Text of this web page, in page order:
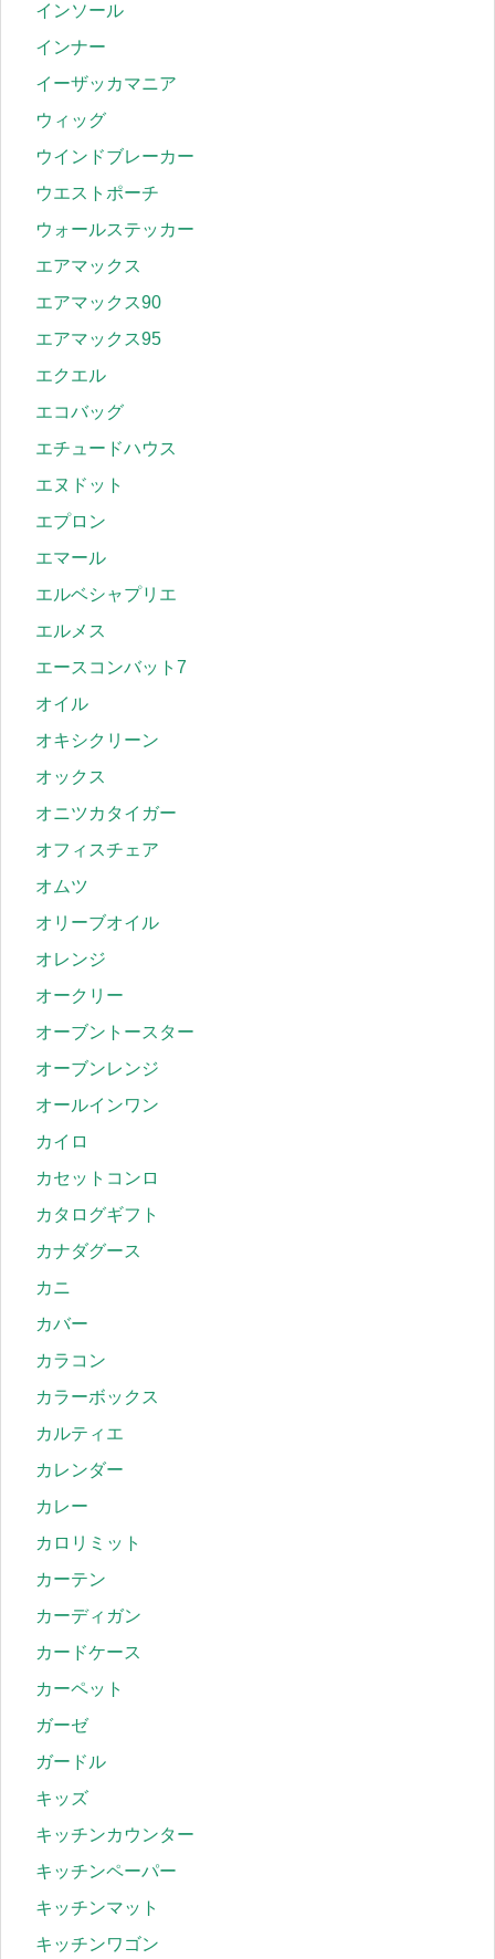
インソール
インナー
イーザッカマニア
ウィッグ
ウインドブレーカー
ウエストポーチ
ウォールステッカー
エアマックス
エアマックス90
エアマックス95
エクエル
エコバッグ
エチュードハウス
エヌドット
エプロン
エマール
エルベシャプリエ
エルメス
エースコンバット7
オイル
オキシクリーン
オックス
オニツカタイガー
オフィスチェア
オムツ
オリーブオイル
オレンジ
オークリー
オーブントースター
オーブンレンジ
オールインワン
カイロ
カセットコンロ
カタログギフト
カナダグース
カニ
カバー
カラコン
カラーボックス
カルティエ
カレンダー
カレー
カロリミット
カーテン
カーディガン
カードケース
カーペット
ガーゼ
ガードル
キッズ
キッチンカウンター
キッチンペーパー
キッチンマット
キッチンワゴン